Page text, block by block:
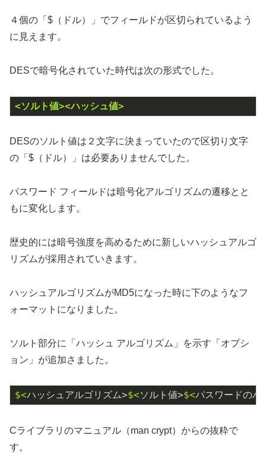
４個の「$（ドル）」でフィールドが区切られているよう
に見えます。
DESで暗号化されていた時代は次の形式でした。
<ソルト値><ハッシュ値>
DESのソルト値は２文字に決まっていたので区切り文字
の「$（ドル）」は必要ありませんでした。
パスワード フィールドは暗号化アルゴリズムの遷移とと
もに変化します。
歴史的には暗号強度を高めるために新しいハッシュアルゴ
リズムが採用されていきます。
ハッシュアルゴリズムがMD5になった時に下のようなフ
ォーマットになりました。
ソルト部分に「ハッシュ アルゴリズム」を示す「オプシ
ョン」が追加さました。
$<ハッシュアルゴリズム>$<ソルト値>$<パスワードのハ
Cライブラリのマニュアル（man crypt）からの抜粋で
す。